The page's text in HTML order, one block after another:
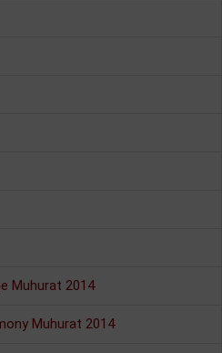
Muhurat 2014
Muhurat 2014